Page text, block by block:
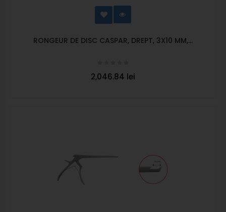
RONGEUR DE DISC CASPAR, DREPT, 3X10 MM,...
2,046.84 lei